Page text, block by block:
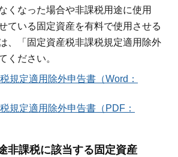
くなった場合や非課税用途に使用
ている固定資産を有料で使用させる
、「固定資産税非課税規定適用除外
ください。
規定適用除外申告書（Word：
規定適用除外申告書（PDF：
非課税に該当する固定資産